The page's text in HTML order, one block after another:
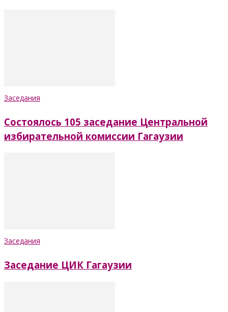
Заседания
Состоялось 105 заседание Центральной
избирательной комиссии Гагаузии
Заседания
Заседание ЦИК Гагаузии